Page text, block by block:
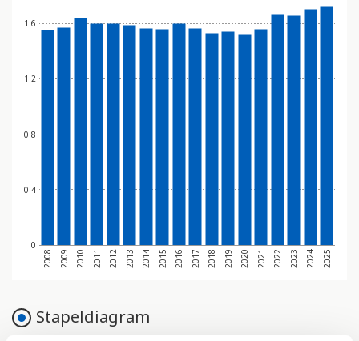
0
0.4
0.8
1.2
1.6
2008 2009 2010 2011 2012 2013 2014 2015 2016 2017 2018 2019 2020 2021 2022 2023 2024 2025
Stapeldiagram